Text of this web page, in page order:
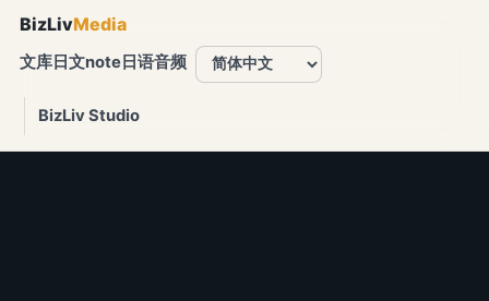
BizLivMedia
文库 日文note 日语音频
BizLiv Studio